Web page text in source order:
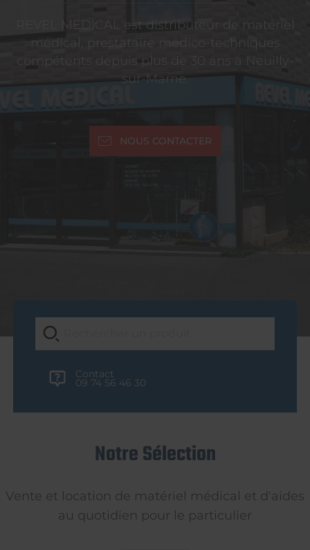
REVEL MEDICAL est distributeur de matériel
médical, prestataire médico-techniques
compétents depuis plus de 30 ans à Neuilly-
sur-Marne.
NOUS CONTACTER
Contact
09 74 56 46 30
Notre Sélection
Vente et location de matériel médical et d'aides
au quotidien pour le particulier